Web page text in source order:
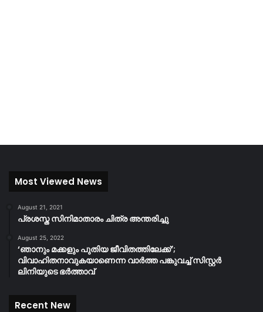
Most Viewed News
August 21, 2021
പ്രശസ്ത സിനിമാതാരം ചിത്ര അന്തരിച്ചു
August 25, 2022
‘ഞാനും മക്കളും പുതിയ ജീവിതത്തിലേക്ക്’;
വിവാഹിതനാവുകയാണെന്ന വാർത്ത പങ്കുവച്ച് സിസ്റ്റർ
ലിനിയുടെ ഭർത്താവ്
Recent New